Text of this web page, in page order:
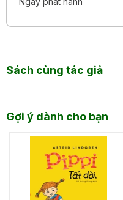
Sách cùng tác giả
Gợi ý dành cho bạn